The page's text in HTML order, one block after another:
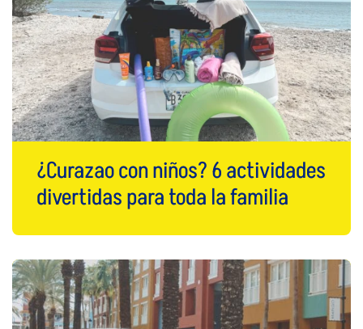
¿Curazao con niños? 6 actividades
divertidas para toda la familia